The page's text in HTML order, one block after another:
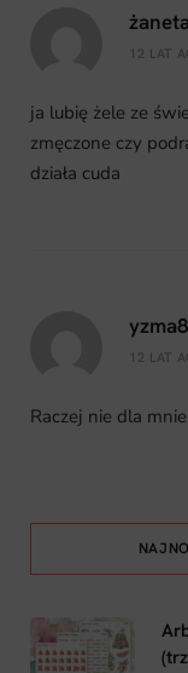
12 LAT
ja lubię żele ze
zmęczone czy
działa cuda
12 LAT
Raczej nie dla